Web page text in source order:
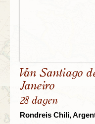
Van Santiago
Janeiro
28 dagen
Rondreis Chili,